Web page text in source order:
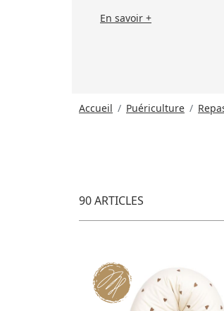
En savoir +
Accueil Puériculture
90 ARTICLES